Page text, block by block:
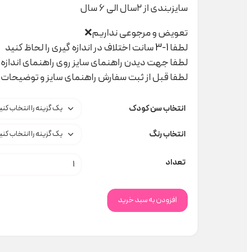
سایزبندی از ۲سال الی ۶ سال
تعویض و مرجوعی نداریم❌
لطفا 1-3 سانت اختلاف در اندازه گیری را لحاظ کنید
لطفا جهت دیدن راهنمای سایز روی راهنمای
لطفا قبل از ثبت سفارش راهنمای سایز و
انتخاب سن کودک
انتخاب رنگ
تعداد بلوز دورس JoJo Baby کد H000437 عدد
افزودن به سبد خرید